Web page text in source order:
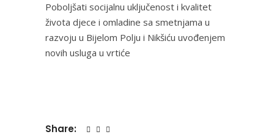
Poboljšati socijalnu uključenost i kvalitet
života djece i omladine sa smetnjama u
razvoju u Bijelom Polju i Nikšiću uvođenjem
novih usluga u vrtiće
Share: